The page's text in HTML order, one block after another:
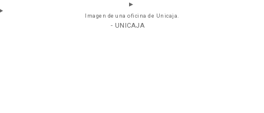
Imagen de una oficina de Unicaja.
- UNICAJA